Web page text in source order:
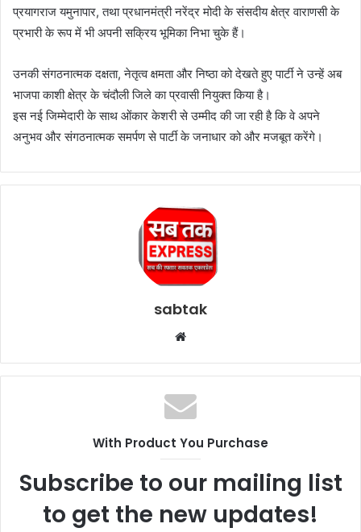
प्रयागराज यमुनापार, तथा प्रधानमंत्री नरेंद्र मोदी के संसदीय क्षेत्र वाराणसी के
प्रभारी के रूप में भी अपनी सक्रिय भूमिका निभा चुके हैं।
उनकी संगठनात्मक दक्षता, नेतृत्व क्षमता और निष्ठा को देखते हुए पार्टी ने उन्हें अब
भाजपा काशी क्षेत्र के चंदौली जिले का प्रवासी नियुक्त किया है।
इस नई जिम्मेदारी के साथ ओंकार केशरी से उम्मीद की जा रही है कि वे अपने
अनुभव और संगठनात्मक समर्पण से पार्टी के जनाधार को और मजबूत करेंगे।
sabtak
Website
With Product You Purchase
Subscribe to our mailing list
to get the new updates!